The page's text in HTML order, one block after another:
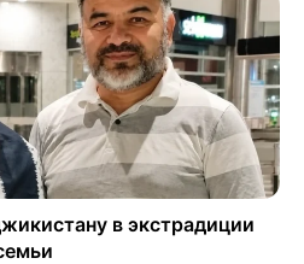
в экстрадиции